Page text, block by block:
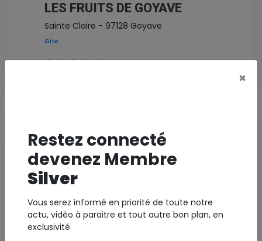
LES FRUITS DE GOYAVE
Sainte Claire - 97128 Goyave
Gîte
* photo non contractuelle
Restez connecté
devenez Membre
Silver
Vous serez informé en priorité de toute notre
actu, vidéo à paraitre et tout autre bon plan, en
exclusivité
×